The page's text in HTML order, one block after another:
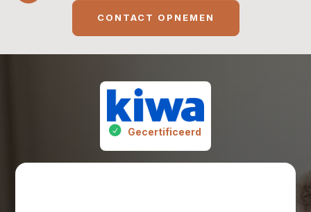
CONTACT OPNEMEN
Gecertificeerd